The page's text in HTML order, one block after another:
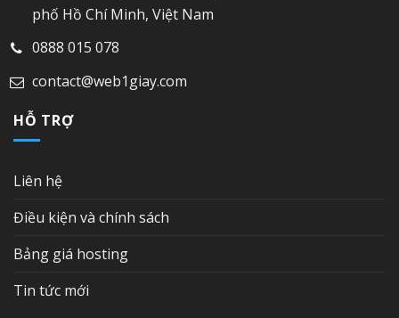
phố Hồ Chí Minh, Việt Nam
0888 015 078
contact@web1giay.com
HỖ TRỢ
Liên hệ
Điều kiện và chính sách
Bảng giá hosting
Tin tức mới